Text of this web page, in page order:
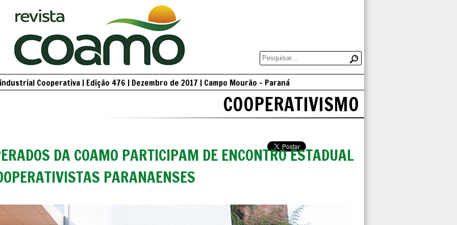
Cooperativa | Edição 476 | Dezembro de 2017 | Campo Mourão - Paraná
COOPERATIVISMO
DA COAMO PARTICIPAM DE ENCONTRO ESTADUAL
PARANAENSES